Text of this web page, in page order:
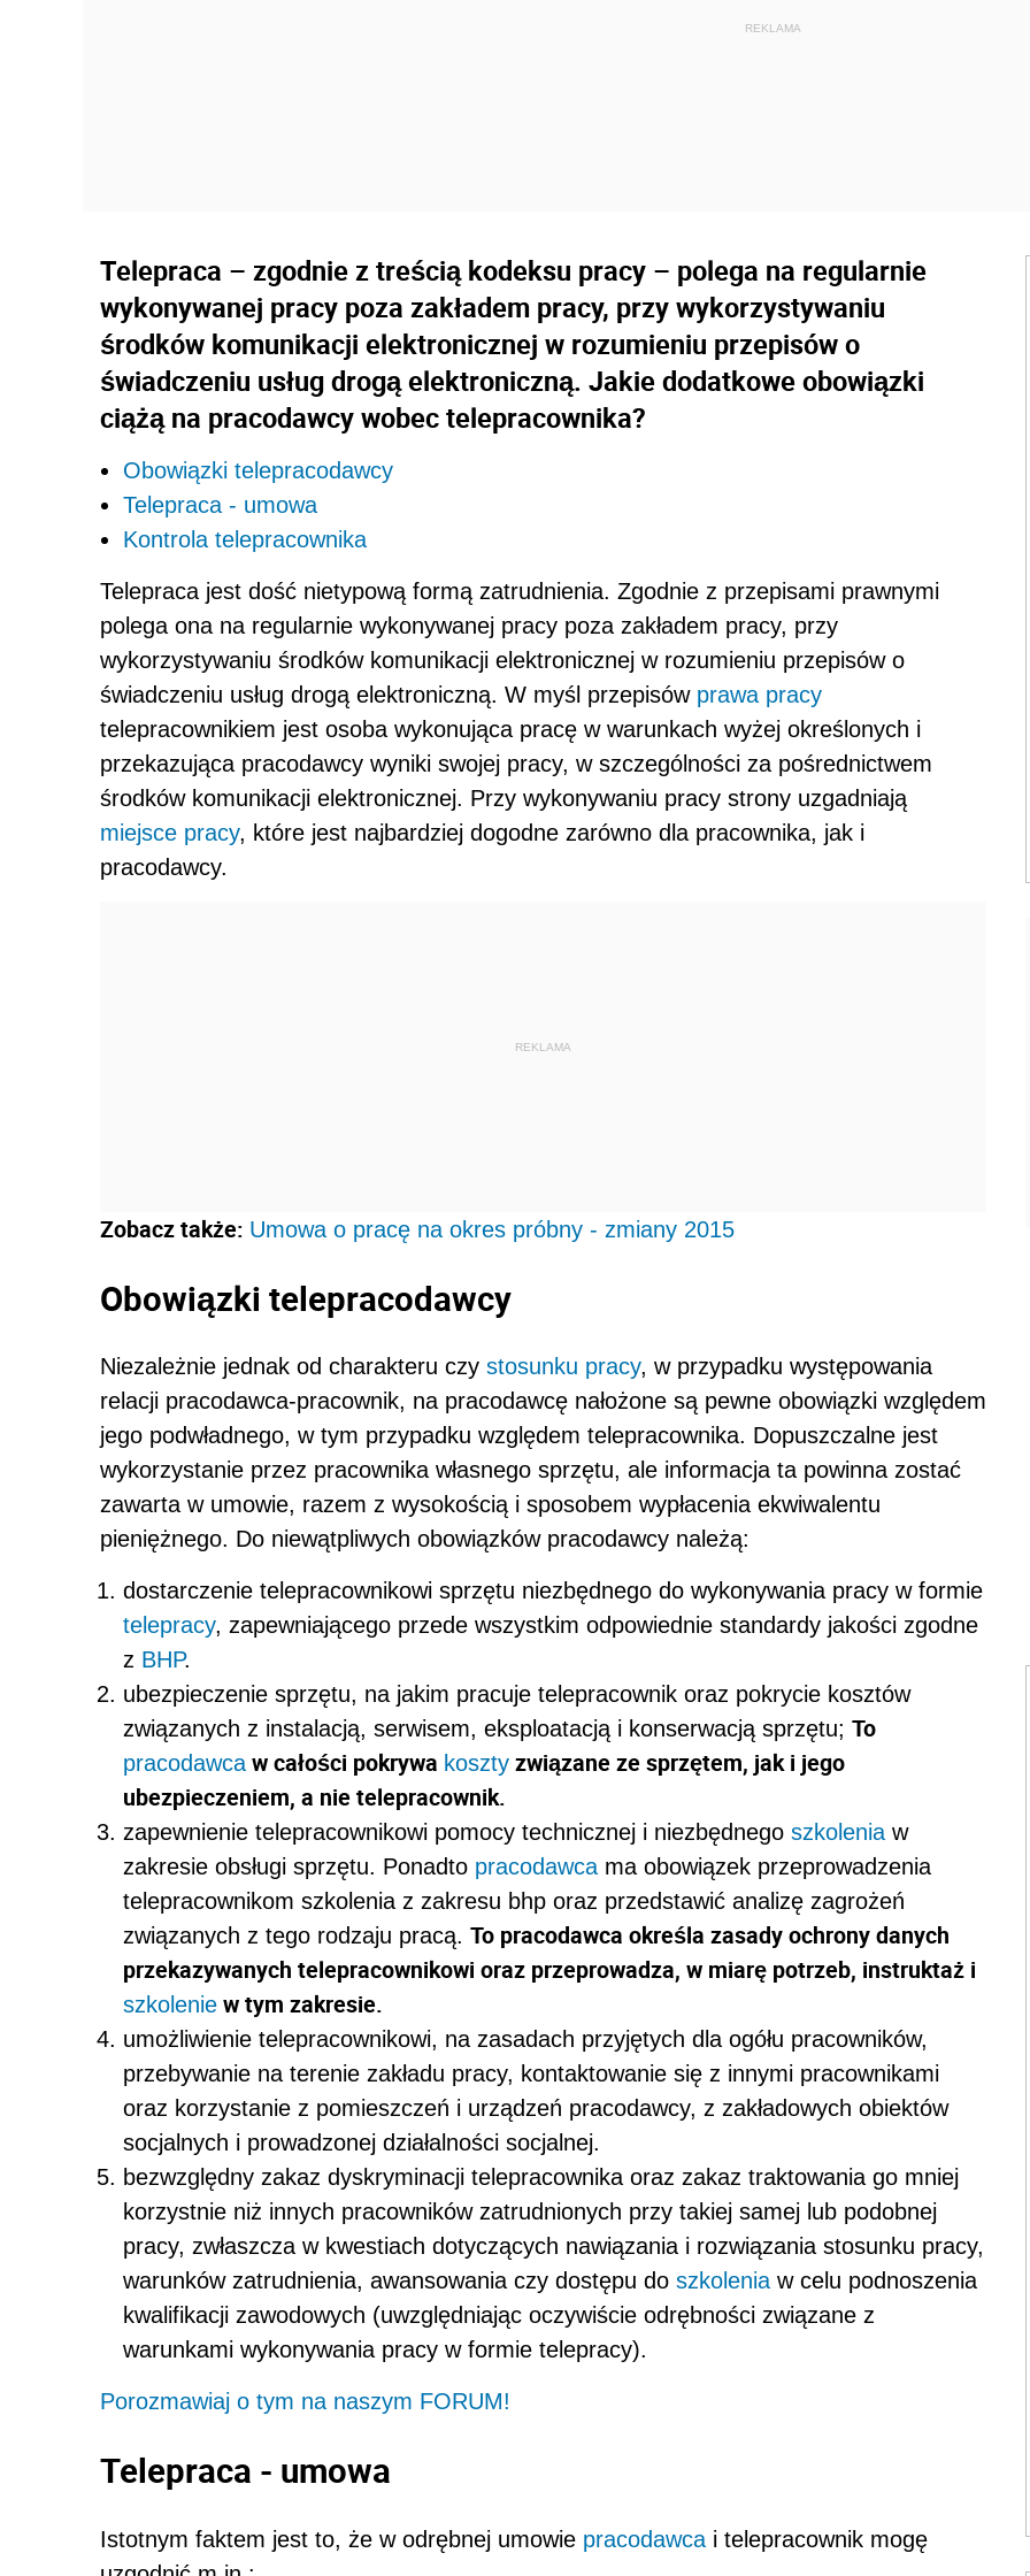
Telepraca – zgodnie z treścią kodeksu pracy – polega na regularnie
wykonywanej pracy poza zakładem pracy, przy wykorzystywaniu
środków komunikacji elektronicznej w rozumieniu przepisów o
świadczeniu usług drogą elektroniczną. Jakie dodatkowe obowiązki
ciążą na pracodawcy wobec telepracownika?
Obowiązki telepracodawcy
Telepraca - umowa
Kontrola telepracownika
Telepraca jest dość nietypową formą zatrudnienia. Zgodnie z przepisami prawnymi
polega ona na regularnie wykonywanej pracy poza zakładem pracy, przy
wykorzystywaniu środków komunikacji elektronicznej w rozumieniu przepisów o
świadczeniu usług drogą elektroniczną. W myśl przepisów prawa pracy
telepracownikiem jest osoba wykonująca pracę w warunkach wyżej określonych i
przekazująca pracodawcy wyniki swojej pracy, w szczególności za pośrednictwem
środków komunikacji elektronicznej. Przy wykonywaniu pracy strony uzgadniają
miejsce pracy, które jest najbardziej dogodne zarówno dla pracownika, jak i
pracodawcy.
REKLAMA
Zobacz także: Umowa o pracę na okres próbny - zmiany 2015
Obowiązki telepracodawcy
Niezależnie jednak od charakteru czy stosunku pracy, w przypadku występowania
relacji pracodawca-pracownik, na pracodawcę nałożone są pewne obowiązki względem
jego podwładnego, w tym przypadku względem telepracownika. Dopuszczalne jest
wykorzystanie przez pracownika własnego sprzętu, ale informacja ta powinna zostać
zawarta w umowie, razem z wysokością i sposobem wypłacenia ekwiwalentu
pieniężnego. Do niewątpliwych obowiązków pracodawcy należą:
dostarczenie telepracownikowi sprzętu niezbędnego do wykonywania pracy w formie
telepracy, zapewniającego przede wszystkim odpowiednie standardy jakości zgodne
z BHP.
ubezpieczenie sprzętu, na jakim pracuje telepracownik oraz pokrycie kosztów
związanych z instalacją, serwisem, eksploatacją i konserwacją sprzętu; To
pracodawcaw całości pokrywa koszty związane ze sprzętem, jak i jego
ubezpieczeniem, a nie telepracownik.
zapewnienie telepracownikowi pomocy technicznej i niezbędnego szkoleniaw
zakresie obsługi sprzętu. Ponadto pracodawcama obowiązek przeprowadzenia
telepracownikom szkolenia z zakresu bhp oraz przedstawić analizę zagrożeń
związanych z tego rodzaju pracą. To pracodawca określa zasady ochrony danych
przekazywanych telepracownikowi oraz przeprowadza, w miarę potrzeb, instruktaż i
szkolenie w tym zakresie.
umożliwienie telepracownikowi, na zasadach przyjętych dla ogółu pracowników,
przebywanie na terenie zakładu pracy, kontaktowanie się z innymi pracownikami
oraz korzystanie z pomieszczeń i urządzeń pracodawcy, z zakładowych obiektów
socjalnych i prowadzonej działalności socjalnej.
bezwzględny zakaz dyskryminacji telepracownika oraz zakaz traktowania go mniej
korzystnie niż innych pracowników zatrudnionych przy takiej samej lub podobnej
pracy, zwłaszcza w kwestiach dotyczących nawiązania i rozwiązania stosunku pracy,
warunków zatrudnienia, awansowania czy dostępu do szkoleniaw celu podnoszenia
kwalifikacji zawodowych (uwzględniając oczywiście odrębności związane z
warunkami wykonywania pracy w formie telepracy).
Porozmawiaj o tym na naszym FORUM!
Telepraca - umowa
Istotnym faktem jest to, że w odrębnej umowie pracodawca i telepracownik mogę